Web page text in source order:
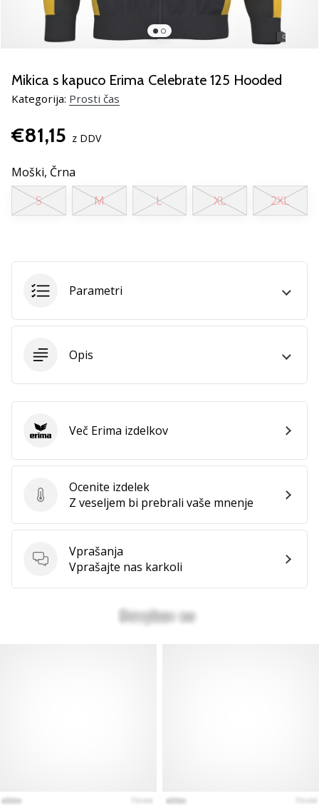
Pridruži
kot
brend
Prikaži
vse
članke
Mikica s kapuco Erima Celebrate 125 Hooded
Kategorija: Prosti čas
€81,15 z DDV
Moški, Črna
S
M L XL 2XL
Parametri
Opis
Ocenite izdelek
Ocenite izdelek
Z veseljem bi prebrali vaše mnenje
Vprašanja
Vprašanja
Vprašajte nas karkoli
Erima Več Erima izdelkov